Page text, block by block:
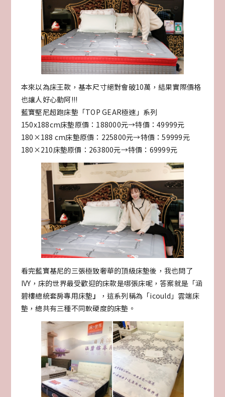
本來以為床王款，基本尺寸絕對會破10萬，結果實際價格
也讓人好心動阿!!!
藍寶堅尼超跑床墊「TOP GEAR極速」系列
150x188cm床墊原價：188000元→特價：49999元
180×188 cm床墊原價：225800元→特價：59999元
180×210床墊原價：263800元→特價：69999元
看完藍寶基尼的三張極致奢華的頂級床墊後，我也問了
IVY，床的世界最受歡迎的床款是哪張床呢，答案就是「涵
碧樓總統套房專用床墊 」
，這系列稱為「icould」雲端床
墊，總共有三種不同軟硬度的床墊。